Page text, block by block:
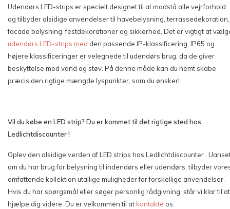
Udendørs LED-strips er specielt designet til at modstå alle vejrforhold
og tilbyder alsidige anvendelser til havebelysning, terrassedekoration,
facade belysning, festdekorationer og sikkerhed. Det er vigtigt at
udendørs LED-strips med den passende IP-klassificering: IP65 og
højere klassificeringer er velegnede til udendørs brug, da de giver
beskyttelse mod vand og støv. På denne måde kan du nemt skabe
præcis den rigtige mængde lyspunkter, som du ønsker!
Vil du købe en LED strip? Du er kommet til det rigtige sted hos
Ledlichtdiscounter !
Oplev den alsidige verden af LED strips hos Ledlichtdiscounter .
om du har brug for belysning til indendørs eller udendørs, tilbyder
omfattende kollektion utallige muligheder for forskellige anvendelser.
Hvis du har spørgsmål eller søger personlig rådgivning, står vi klar til at
hjælpe dig videre. Du er velkommen til at kontakte os.